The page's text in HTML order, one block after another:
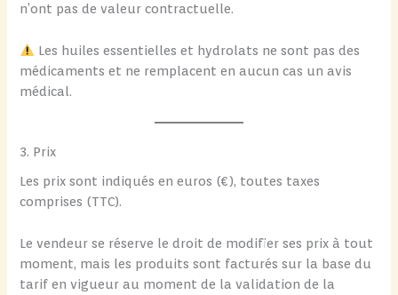
n’ont pas de valeur contractuelle.
Les huiles essentielles et hydrolats ne sont pas des
médicaments et ne remplacent en aucun cas un avis
médical.
3. Prix
Les prix sont indiqués en euros (€), toutes taxes
comprises (TTC).
Le vendeur se réserve le droit de modifier ses prix à tout
moment, mais les produits sont facturés sur la base du
tarif en vigueur au moment de la validation de la